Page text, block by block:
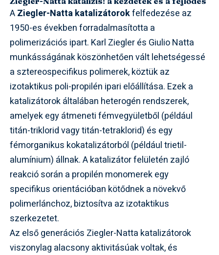
AZiegler-Natta katalizátorokfelfedezése az
1950-es években forradalmasította a
polimerizációs ipart. Karl Ziegler és Giulio Natta
munkásságának köszönhetően vált lehetségessé
a sztereospecifikus polimerek, köztük az
izotaktikus poli-propilén ipari előállítása. Ezek a
katalizátorok általában heterogén rendszerek,
amelyek egy átmeneti fémvegyületből (például
titán-triklorid vagy titán-tetraklorid) és egy
fémorganikus kokatalizátorból (például trietil-
alumínium) állnak. A katalizátor felületén zajló
reakció során a propilén monomerek egy
specifikus orientációban kötődnek a növekvő
polimerlánchoz, biztosítva az izotaktikus
szerkezetet.
Az első generációs Ziegler-Natta katalizátorok
viszonylag alacsony aktivitásúak voltak, és